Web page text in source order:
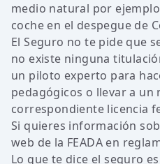
medio natural por
coche en el despegue de
El Seguro no te pide que
no existe ninguna
un piloto experto para
pedagógicos o llevar a un
correspondiente licencia
Si quieres información
web de la FEADA en
Lo que te dice el seguro